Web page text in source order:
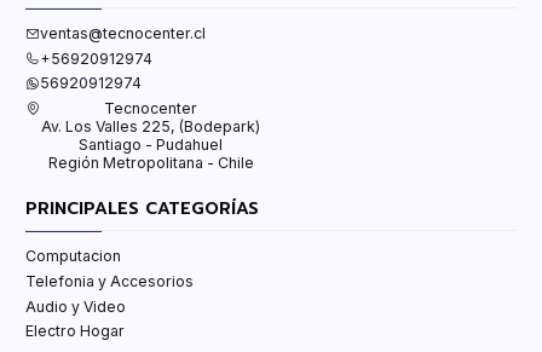
ventas@tecnocenter.cl
+56920912974
56920912974
Tecnocenter
Av. Los Valles 225, (Bodepark)
Santiago - Pudahuel
Región Metropolitana - Chile
PRINCIPALES CATEGORÍAS
Computacion
Telefonia y Accesorios
Audio y Video
Electro Hogar